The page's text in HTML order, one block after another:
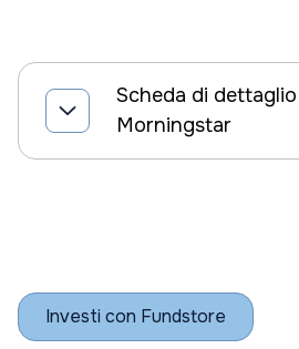
Scheda di dettaglio
Morningstar
Investi con Fundstore